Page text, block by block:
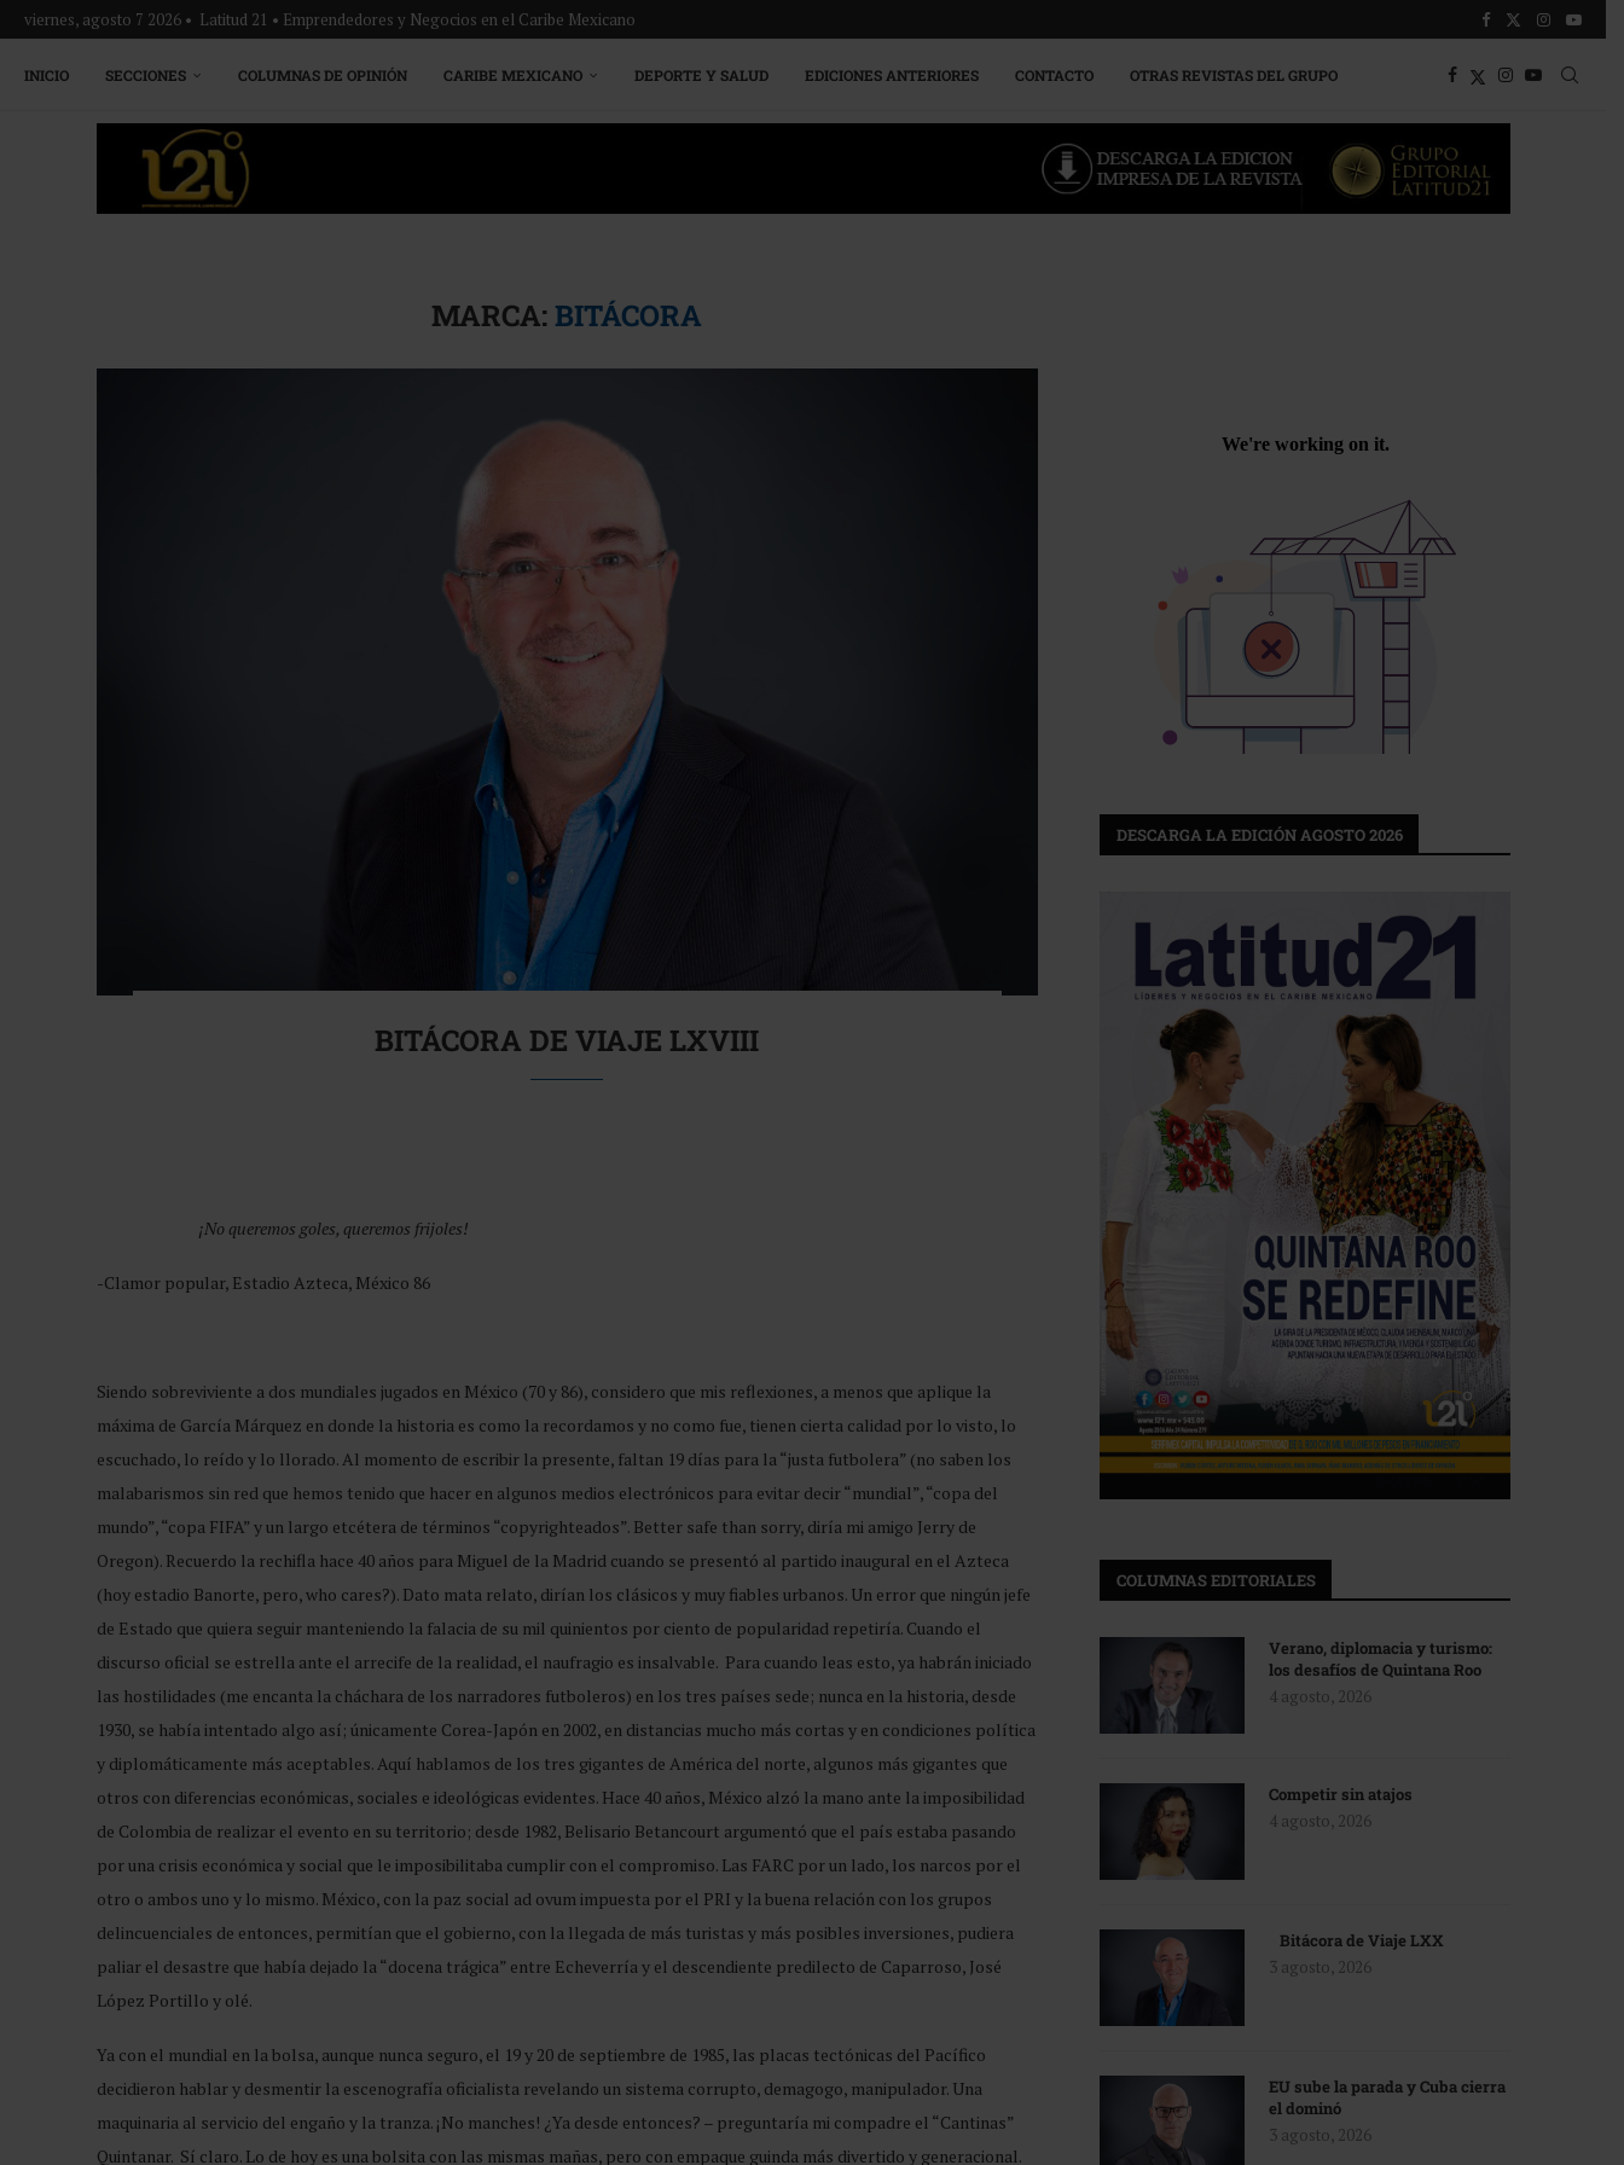
viernes, agosto 7 2026 • Latitud 21 • Emprendedores y Negocios en el Caribe Mexicano
INICIO SECCIONES COLUMNAS DE OPINIÓN CARIBE MEXICANO DEPORTE Y SALUD EDICIONES ANTERIORES CONTACTO OTRAS REVISTAS DEL GRUPO
MARCA: BITÁCORA
BITÁCORA DE VIAJE LXVIII
¡No queremos goles, queremos frijoles!
-Clamor popular, Estadio Azteca, México 86
Siendo sobreviviente a dos mundiales jugados en México (70 y 86), considero que mis reflexiones, a menos que aplique la
máxima de García Márquez en donde la historia es como la recordamos y no como fue, tienen cierta calidad por lo visto, lo
escuchado, lo reído y lo llorado. Al momento de escribir la presente, faltan 19 días para la “justa futbolera” (no saben los
malabarismos sin red que hemos tenido que hacer en algunos medios electrónicos para evitar decir “mundial”, “copa del
mundo”, “copa FIFA” y un largo etcétera de términos “copyrighteados”. Better safe than sorry, diría mi amigo Jerry de
Oregon). Recuerdo la rechifla hace 40 años para Miguel de la Madrid cuando se presentó al partido inaugural en el Azteca
(hoy estadio Banorte, pero, who cares?). Dato mata relato, dirían los clásicos y muy fiables urbanos. Un error que ningún jefe
de Estado que quiera seguir manteniendo la falacia de su mil quinientos por ciento de popularidad repetiría. Cuando el
discurso oficial se estrella ante el arrecife de la realidad, el naufragio es insalvable. Para cuando leas esto, ya habrán iniciado
las hostilidades (me encanta la cháchara de los narradores futboleros) en los tres países sede; nunca en la historia, desde
1930, se había intentado algo así; únicamente Corea-Japón en 2002, en distancias mucho más cortas y en condiciones política
y diplomáticamente más aceptables. Aquí hablamos de los tres gigantes de América del norte, algunos más gigantes que
otros con diferencias económicas, sociales e ideológicas evidentes. Hace 40 años, México alzó la mano ante la imposibilidad
de Colombia de realizar el evento en su territorio; desde 1982, Belisario Betancourt argumentó que el país estaba pasando
por una crisis económica y social que le imposibilitaba cumplir con el compromiso. Las FARC por un lado, los narcos por el
otro o ambos uno y lo mismo. México, con la paz social ad ovum impuesta por el PRI y la buena relación con los grupos
delincuenciales de entonces, permitían que el gobierno, con la llegada de más turistas y más posibles inversiones, pudiera
paliar el desastre que había dejado la “docena trágica” entre Echeverría y el descendiente predilecto de Caparroso, José
López Portillo y olé.
Ya con el mundial en la bolsa, aunque nunca seguro, el 19 y 20 de septiembre de 1985, las placas tectónicas del Pacífico
decidieron hablar y desmentir la escenografía oficialista revelando un sistema corrupto, demagogo, manipulador. Una
maquinaria al servicio del engaño y la tranza. ¡No manches! ¿Ya desde entonces? – preguntaría mi compadre el “Cantinas”
Quintanar. Sí claro. Lo de hoy es una bolsita con las mismas mañas, pero con empaque guinda más divertido y generacional.
DESCARGA LA EDICIÓN AGOSTO 2026
COLUMNAS EDITORIALES
Verano, diplomacia y turismo:
los desafíos de Quintana Roo
4 agosto, 2026
Competir sin atajos
4 agosto, 2026
Bitácora de Viaje LXX
3 agosto, 2026
EU sube la parada y Cuba cierra
el dominó
3 agosto, 2026